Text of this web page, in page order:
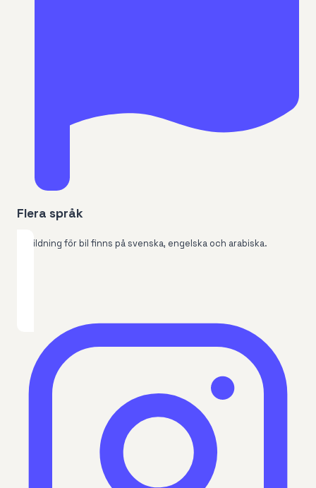
Flera språk
Utbildning för bil finns på svenska, engelska och arabiska.